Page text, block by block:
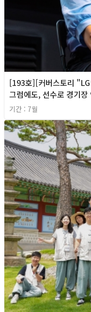
[193호][커버스토리
그럼에도, 선수로 경기장
기간 : 7월